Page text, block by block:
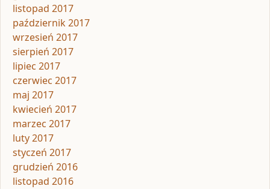
listopad 2017
październik 2017
wrzesień 2017
sierpień 2017
lipiec 2017
czerwiec 2017
maj 2017
kwiecień 2017
marzec 2017
luty 2017
styczeń 2017
grudzień 2016
listopad 2016